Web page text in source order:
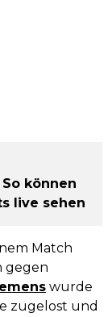
können
live sehen
Match
gegen
wurde
zugelost und